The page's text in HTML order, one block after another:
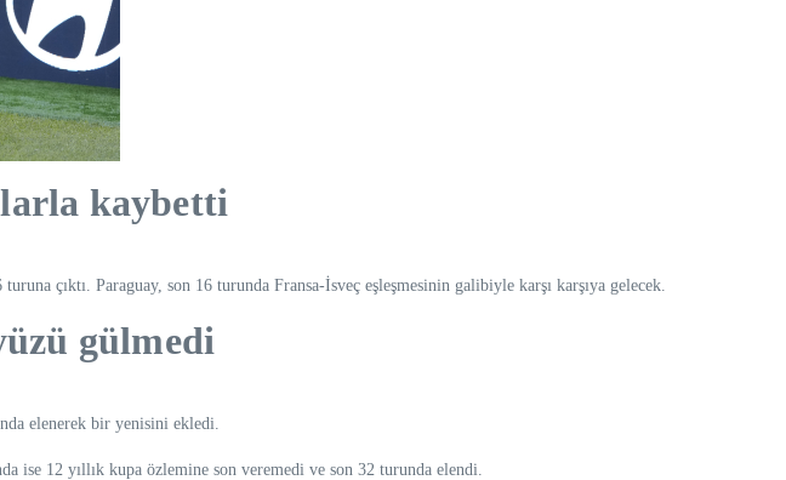
kaybetti
çıktı. Paraguay, son 16 turunda Fransa-İsveç eşleşmesinin galibiyle karşı karşıya gelecek.
gülmedi
elenerek bir yenisini ekledi.
ise 12 yıllık kupa özlemine son veremedi ve son 32 turunda elendi.